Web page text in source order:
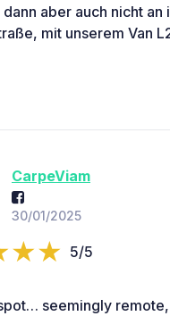
aber auch nicht
mit unserem Van
CarpeViam
30/01/2025
5/5
seemingly